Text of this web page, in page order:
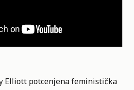
Elliott potcenjena feministička